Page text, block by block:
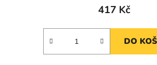
417 Kč
DO